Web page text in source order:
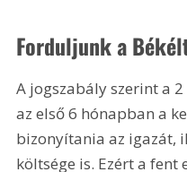
Forduljunk a
A jogszabály szerint a
az első 6 hónapban a
bizonyítania az igazát,
költsége is. Ezért a